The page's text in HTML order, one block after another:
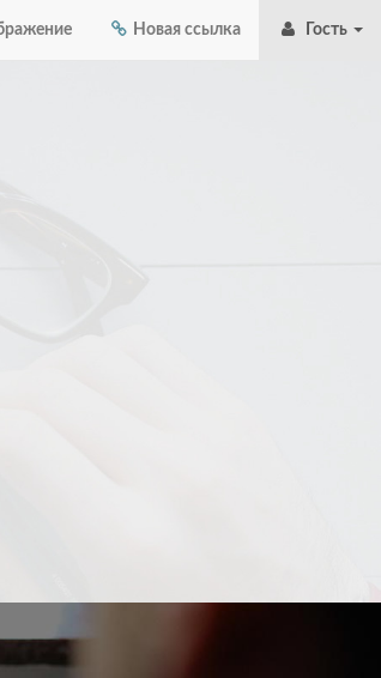
Новая ссылка Гость
меня обманывает и не признается
считываю маркер_ ее онлайн
перестал мыть член. я не